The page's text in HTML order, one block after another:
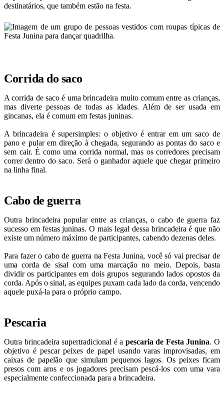
destinatários, que também estão na festa.
Corrida do saco
A corrida de saco é uma brincadeira muito comum entre as crianças,
mas diverte pessoas de todas as idades. Além de ser usada em
gincanas, ela é comum em festas juninas.
A brincadeira é supersimples: o objetivo é entrar em um saco de
pano e pular em direção à chegada, segurando as pontas do saco e
sem cair. É como uma corrida normal, mas os corredores precisam
correr dentro do saco. Será o ganhador aquele que chegar primeiro
na linha final.
Cabo de guerra
Outra brincadeira popular entre as crianças, o cabo de guerra faz
sucesso em festas juninas. O mais legal dessa brincadeira é que não
existe um número máximo de participantes, cabendo dezenas deles.
Para fazer o cabo de guerra na Festa Junina, você só vai precisar de
uma corda de sisal com uma marcação no meio. Depois, basta
dividir os participantes em dois grupos segurando lados opostos da
corda. Após o sinal, as equipes puxam cada lado da corda, vencendo
aquele puxá-la para o próprio campo.
Pescaria
Outra brincadeira supertradicional é a pescaria de Festa Junina. O
objetivo é pescar peixes de papel usando varas improvisadas, em
caixas de papelão que simulam pequenos lagos. Os peixes ficam
presos com aros e os jogadores precisam pescá-los com uma vara
especialmente confeccionada para a brincadeira.